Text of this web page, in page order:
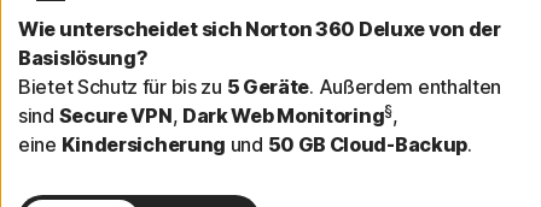
Wie unterscheidet sich Norton 360 Deluxe von der
Basislösung?
Bietet Schutz für bis zu 5 Geräte. Außerdem enthalten
sind Secure VPN, Dark Web Monitoring§,
eine Kindersicherung und 50 GB Cloud-Backup.